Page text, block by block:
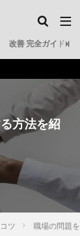
改善 完全ガイド
方法を紹
ツ 職場の問題